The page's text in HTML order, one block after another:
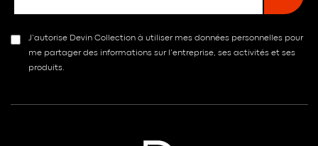
J’autorise Devin Collection à utiliser mes données personnelles pour
me partager des informations sur l’entreprise, ses activités et ses
produits.